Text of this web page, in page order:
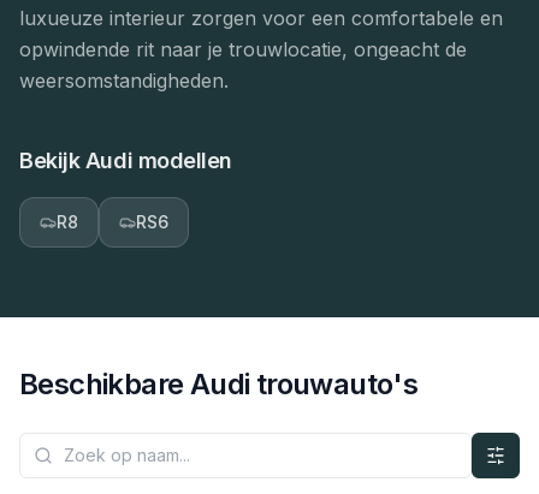
luxueuze interieur zorgen voor een comfortabele en
opwindende rit naar je trouwlocatie, ongeacht de
weersomstandigheden.
BekijkAudi modellen
R8 RS6
Beschikbare Audi trouwauto's